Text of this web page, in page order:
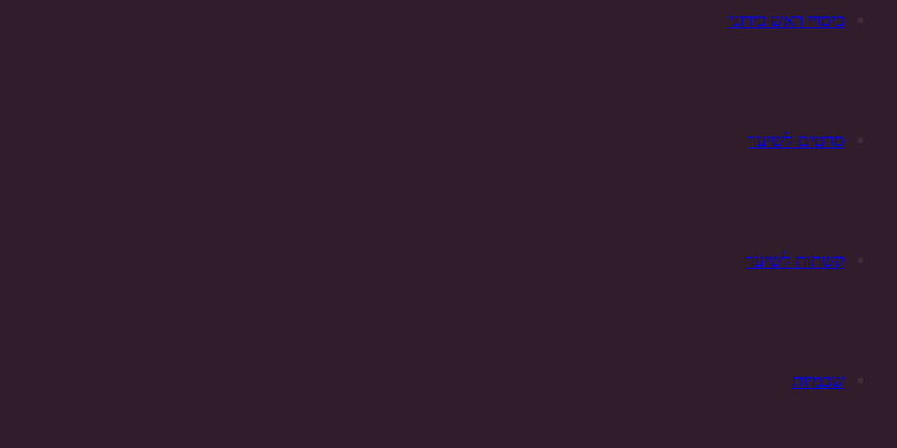
כיסויי ראש כירוגי
סרטים לשיער
קשתות לשיער
שכמיות